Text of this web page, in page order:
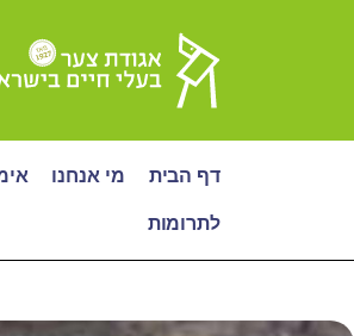
דף הבית מי אנחנו
לתרומות